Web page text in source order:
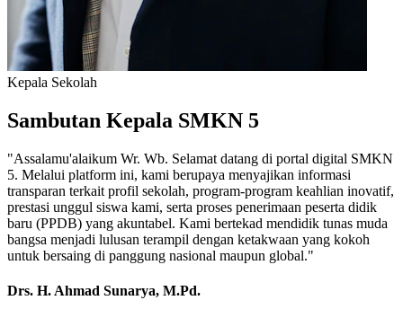
Kepala Sekolah
Sambutan Kepala SMKN 5
"Assalamu'alaikum Wr. Wb. Selamat datang di portal digital SMKN
5. Melalui platform ini, kami berupaya menyajikan informasi
transparan terkait profil sekolah, program-program keahlian inovatif,
prestasi unggul siswa kami, serta proses penerimaan peserta didik
baru (PPDB) yang akuntabel. Kami bertekad mendidik tunas muda
bangsa menjadi lulusan terampil dengan ketakwaan yang kokoh
untuk bersaing di panggung nasional maupun global."
Drs. H. Ahmad Sunarya, M.Pd.